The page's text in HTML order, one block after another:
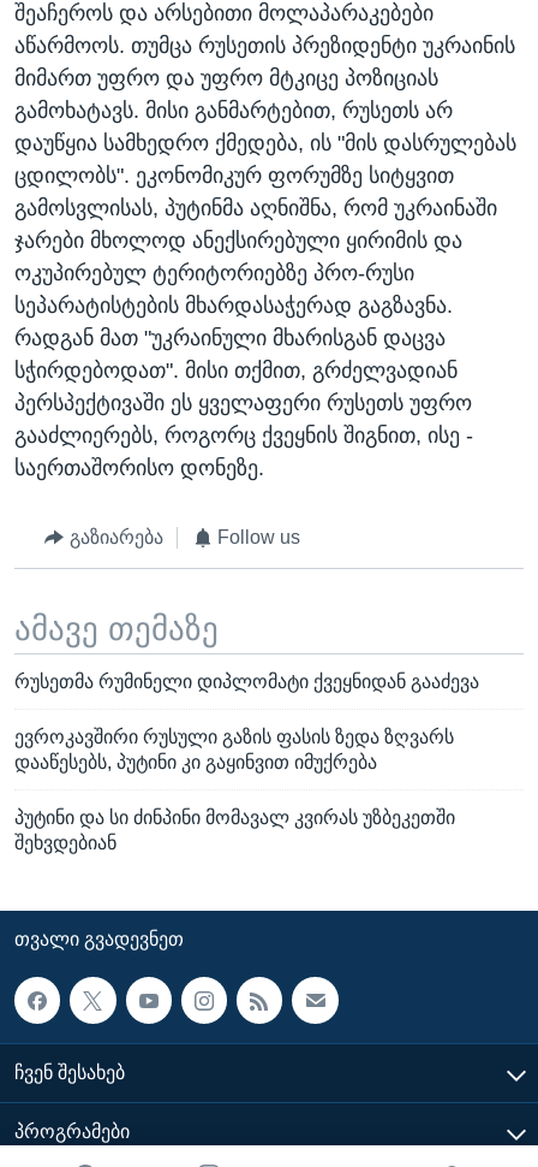
შეაჩეროს და არსებითი მოლაპარაკებები
აწარმოოს. თუმცა რუსეთის პრეზიდენტი უკრაინის
მიმართ უფრო და უფრო მტკიცე პოზიციას
გამოხატავს. მისი განმარტებით, რუსეთს არ
დაუწყია სამხედრო ქმედება, ის "მის დასრულებას
ცდილობს". ეკონომიკურ ფორუმზე სიტყვით
გამოსვლისას, პუტინმა აღნიშნა, რომ უკრაინაში
ჯარები მხოლოდ ანექსირებული ყირიმის და
ოკუპირებულ ტერიტორიებზე პრო-რუსი
სეპარატისტების მხარდასაჭერად გაგზავნა.
რადგან მათ "უკრაინული მხარისგან დაცვა
სჭირდებოდათ". მისი თქმით, გრძელვადიან
პერსპექტივაში ეს ყველაფერი რუსეთს უფრო
გააძლიერებს, როგორც ქვეყნის შიგნით, ისე -
საერთაშორისო დონეზე.
გაზიარება Follow us
ამავე თემაზე
რუსეთმა რუმინელი დიპლომატი ქვეყნიდან გააძევა
ევროკავშირი რუსული გაზის ფასის ზედა ზღვარს
დააწესებს, პუტინი კი გაყინვით იმუქრება
პუტინი და სი ძინპინი მომავალ კვირას უზბეკეთში
შეხვდებიან
ᲗᲕᲐᲚᲘ ᲒᲕᲐᲓᲔᲕᲜᲔᲗ
ᲩᲕᲔᲜ ᲨᲔᲡᲐᲮᲔᲑ
ᲞᲠᲝᲒᲠᲐᲛᲔᲑᲘ